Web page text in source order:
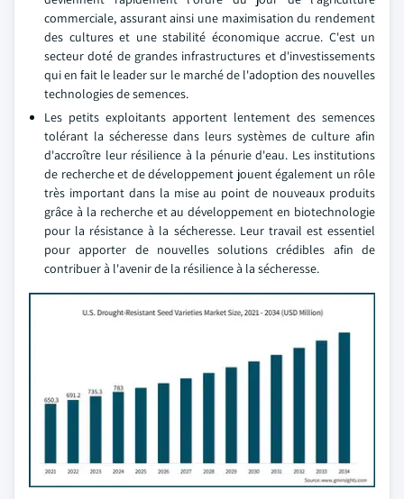
commerciale, assurant ainsi une maximisation du rendement
des cultures et une stabilité économique accrue. C'est un
secteur doté de grandes infrastructures et d'investissements
qui en fait le leader sur le marché de l'adoption des nouvelles
technologies de semences.
Les petits exploitants apportent lentement des semences
tolérant la sécheresse dans leurs systèmes de culture afin
d'accroître leur résilience à la pénurie d'eau. Les institutions
de recherche et de développement jouent également un rôle
très important dans la mise au point de nouveaux produits
grâce à la recherche et au développement en biotechnologie
pour la résistance à la sécheresse. Leur travail est essentiel
pour apporter de nouvelles solutions crédibles afin de
contribuer à l'avenir de la résilience à la sécheresse.